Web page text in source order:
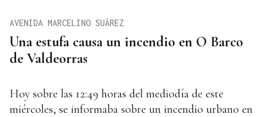
Una estufa causa un incendio en O Barco
de Valdeorras
AVENIDA MARCELINO SUÁREZ
Hoy sobre las 12:49 horas del mediodía de este
miércoles, se informaba sobre un incendio urbano en